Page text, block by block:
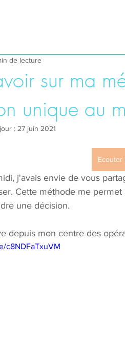
sur ma
unique au
de lecture
: 27 juin 2021
Ecouter
j'avais envie de vous
Cette méthode me
une décision.
depuis mon centre des
c8NDFaTxuVM